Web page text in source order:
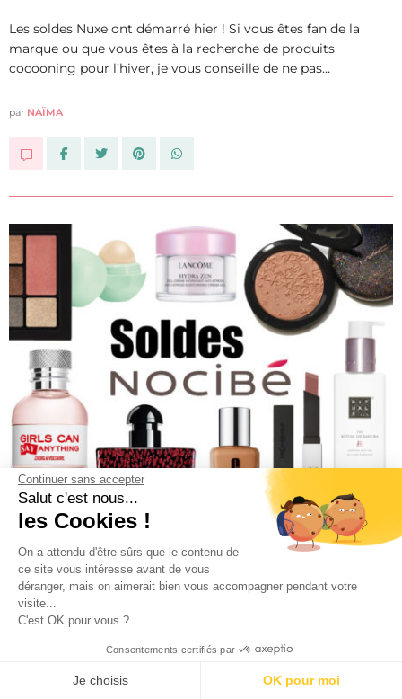
Continuer sans accepter
Salut c'est nous...
les Cookies !
On a attendu d'être sûrs que le contenu de
ce site vous intéresse avant de vous
déranger, mais on aimerait bien vous accompagner pendant votre
visite...
C'est OK pour vous ?
Consentements certifiés par
Je choisis OK pour moi
Les soldes Nuxe ont démarré hier ! Si vous êtes fan de la
marque ou que vous êtes à la recherche de produits
cocooning pour l’hiver, je vous conseille de ne pas…
par NAÏMA
21 JANVIER 2021
Soldes Nocibé – jusqu’à 70% de
réduction sur des milliers de
produits !
Les soldes Nocibé débutent aujourd’hui avec plus de 1300